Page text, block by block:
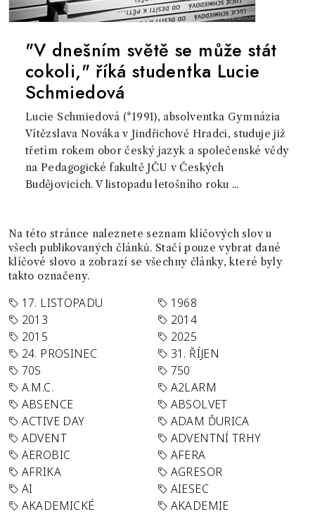
"V dnešním světě se může stát
cokoli," říká studentka Lucie
Schmiedová
Lucie Schmiedová (*1991), absolventka Gymnázia
Vítězslava Nováka v Jindřichově Hradci, studuje již
třetím rokem obor český jazyk a společenské vědy
na Pedagogické fakultě JČU v Českých
Budějovicích. V listopadu letošního roku ...
Na této stránce naleznete seznam klíčových slov u
všech publikovaných článků. Stačí pouze vybrat dané
klíčové slovo a zobrazí se všechny články, které byly
takto označeny.
17. LISTOPADU
1968
2013
2014
2015
2025
24. PROSINEC
31. ŘÍJEN
70S
750
A.M.C.
A2LARM
ABSENCE
ABSOLVET
ACTIVE DAY
ADAM ĎURICA
ADVENT
ADVENTNÍ TRHY
AEROBIC
AFERA
AFRIKA
AGRESOR
AI
AIESEC
AKADEMICKÉ
AKADEMIE